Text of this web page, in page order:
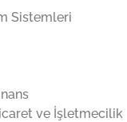
Sistemleri
ve İşletmecilik